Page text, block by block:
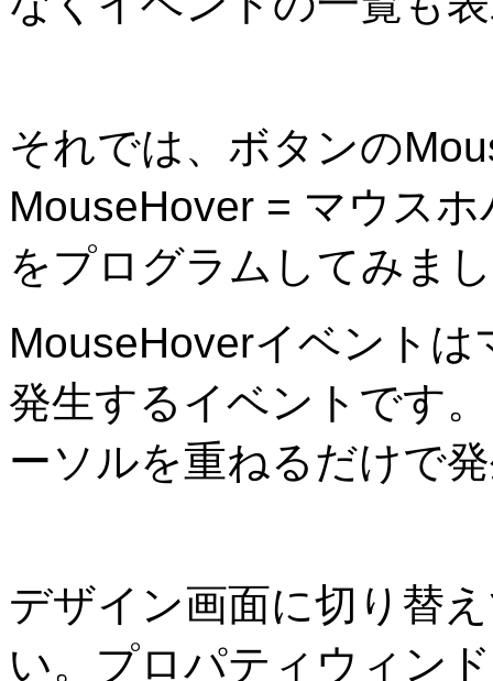
それでは、ボタンの
MouseHover = マウス
をプログラムしてみま
MouseHoverイベント
発生するイベントです
ーソルを重ねるだけで
デザイン画面に切り替
い。プロパティウィン